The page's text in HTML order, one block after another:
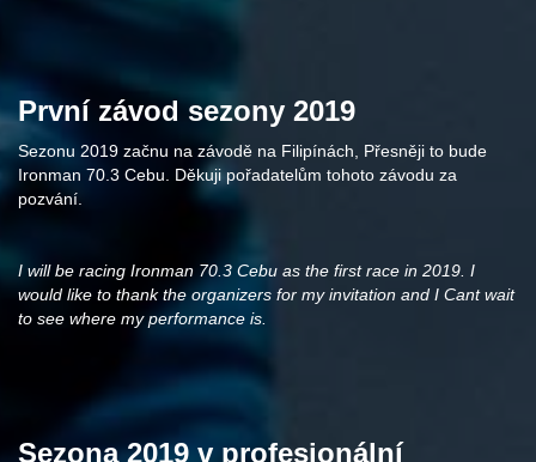
První závod sezony 2019
Sezonu 2019 začnu na závodě na Filipínách, Přesněji to bude
Ironman 70.3 Cebu. Děkuji pořadatelům tohoto závodu za
pozvání.
I will be racing Ironman 70.3 Cebu as the first race in 2019. I
would like to thank the organizers for my invitation and I Cant wait
to see where my performance is.
Sezona 2019 v profesionální